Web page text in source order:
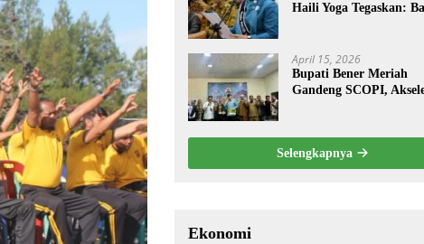
Haili Yoga Tegaskan:
April 15, 2026
Bupati Bener Meriah
Gandeng SCOPI,
Selengkapnya
Ekonomi